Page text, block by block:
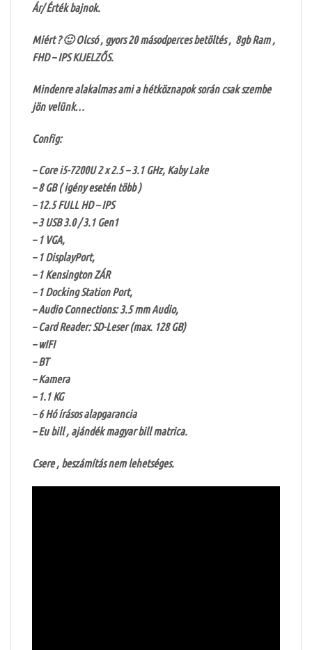
Ár/ Érték bajnok.
Miért ? 🙂 Olcsó , gyors 20 másodperces betöltés , 8gb Ram ,
FHD – IPS KIJELZŐS.
Mindenre alakalmas ami a hétköznapok során csak szembe
jön velünk…
Config:
– Core i5-7200U 2 x 2.5 – 3.1 GHz, Kaby Lake
– 8 GB ( igény esetén több )
– 12.5 FULL HD – IPS
– 3 USB 3.0 / 3.1 Gen1
– 1 VGA,
– 1 DisplayPort,
– 1 Kensington ZÁR
– 1 Docking Station Port,
– Audio Connections: 3.5 mm Audio,
– Card Reader: SD-Leser (max. 128 GB)
– wIFI
– BT
– Kamera
– 1.1 KG
– 6 Hó írásos alapgarancia
– Eu bill , ajándék magyar bill matrica.
Csere , beszámítás nem lehetséges.